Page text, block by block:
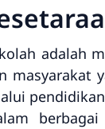
adalah